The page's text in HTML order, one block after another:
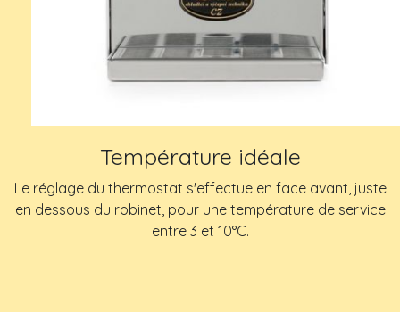
Température idéale
Le réglage du thermostat s'effectue en face avant, juste
en dessous du robinet, pour une température de service
entre 3 et 10°C.